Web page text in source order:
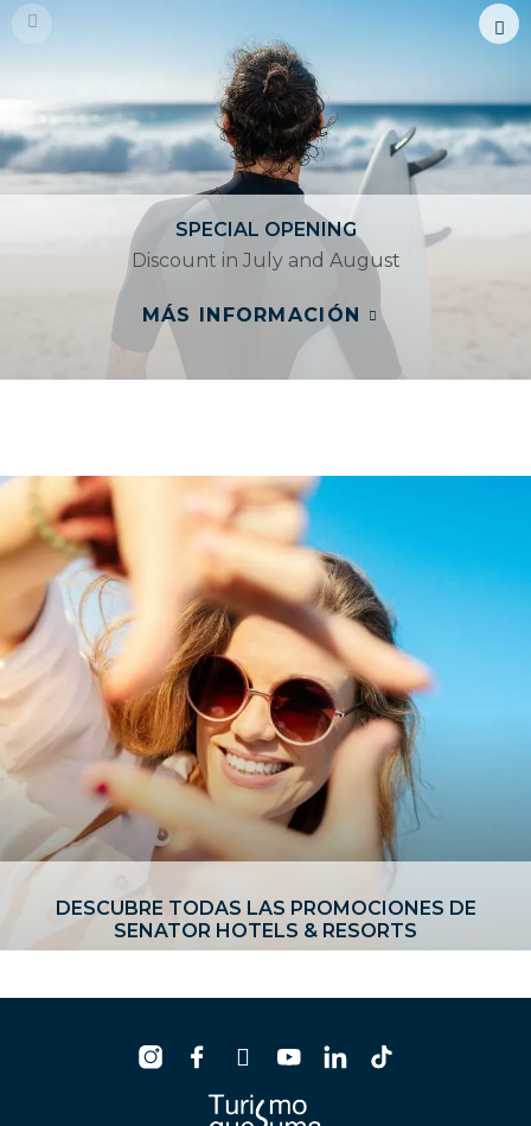
SPECIAL OPENING
Discount in July and August
MÁS INFORMACIÓN
DESCUBRE TODAS LAS PROMOCIONES DE
SENATOR HOTELS & RESORTS